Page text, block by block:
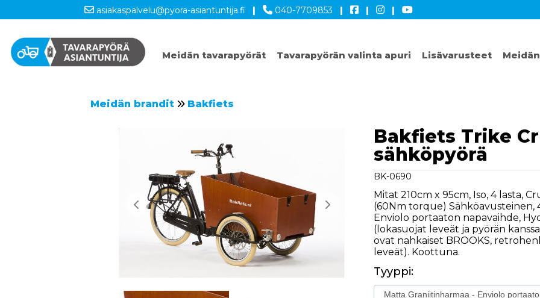
asiakaspalvelu@pyora-asiantuntija.fi | 040-7709853 | | |
Meidän tavarapyörät Tavarapyörän valinta apuri Lisävarusteet
Meidän brandit Bakfiets
Bakfiets Trike
sähköpyörä
BK-0690
Mitat 210cm x 95cm, Iso, 4 lasta,
(60Nm torque)
Enviolo portaaton napavaihde,
(lokasuojat leveät ja pyörän
ovat nahkaiset BROOKS,
leveät). Koottuna.
Tyyppi: